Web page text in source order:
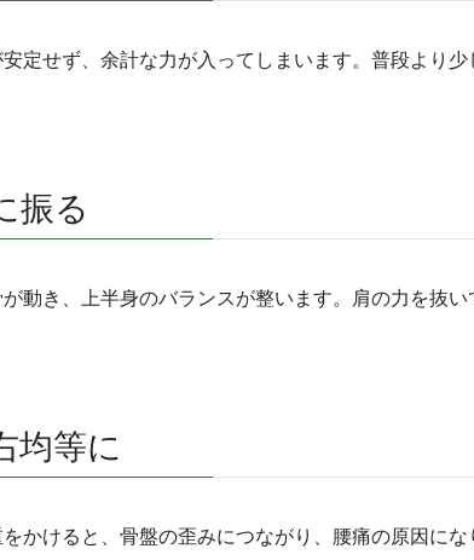
定せず、余計な力が入ってしまいます。普段より
振る
動き、上半身のバランスが整います。肩の力を抜
均等に
かけると、骨盤の歪みにつながり、腰痛の原因に